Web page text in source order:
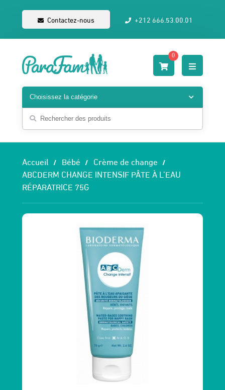
Contactez-nous +212 666.53.00.01
0
Accueil Bébé
Crème de change
ABCDERM CHANGE INTENSIF PÂTE À L’EAU
RÉPARATRICE 75G